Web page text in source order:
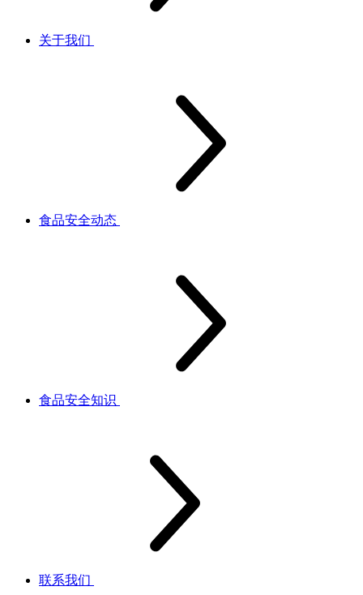
关于我们
食品安全动态
食品安全知识
联系我们